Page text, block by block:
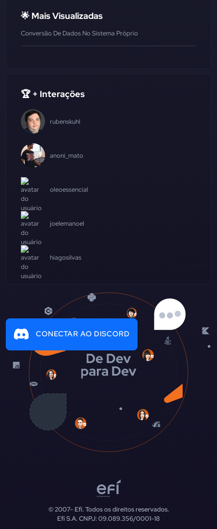
🌟 Mais Visualizadas
Conversão De Dados No Sistema Próprio
🏆 + Interações
rubenskuhl
anoni_mato
oleoessencial
joelemanoel
hiagosilvas
CONECTAR AO DISCORD
© 2007-Efí. Todos os direitos reservados.
Efí S.A. CNPJ: 09.089.356/0001-18